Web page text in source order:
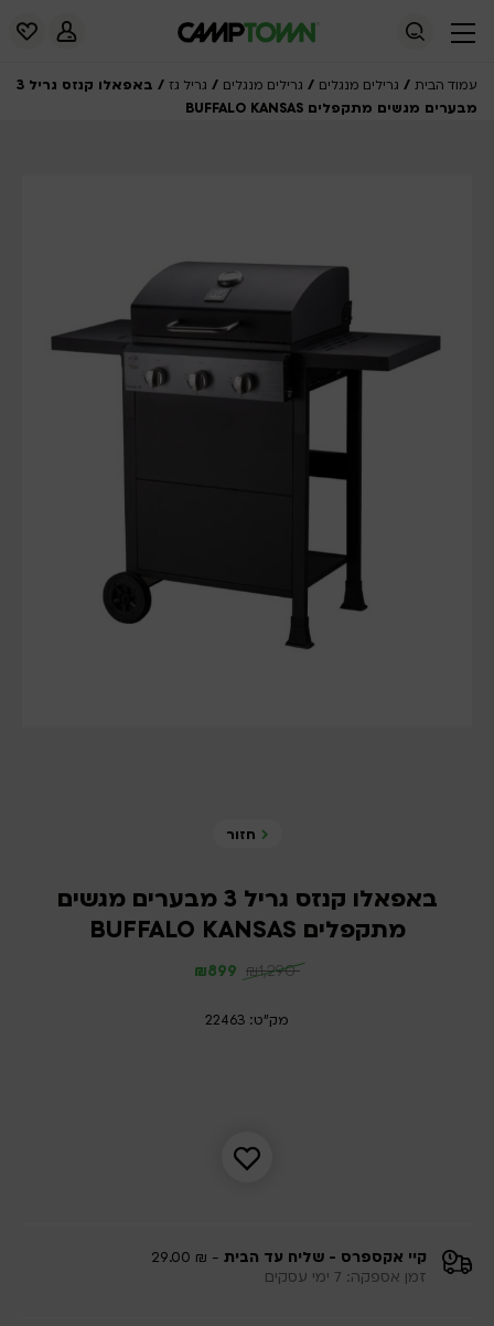
עמוד הבית / גרילים מנגלים / גרילים מנגלים / גריל גז
/ באפאלו קנזס גריל 3
מבערים מגשים מתקפלים BUFFALO KANSAS
חזור
באפאלו קנזס גריל 3 מבערים מגשים
מתקפלים BUFFALO KANSAS
1,290
₪
899
₪
מק"ט: 22463
קיי אקספרס - שליח עד הבית - ₪ 29.00
זמן אספקה: 7 ימי עסקים